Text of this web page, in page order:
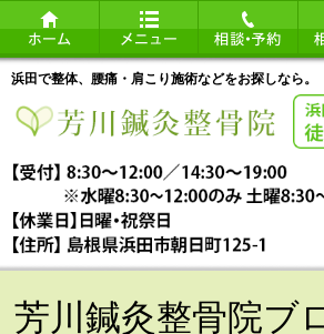
浜田で整体、腰痛・肩こり施術などをお探しなら。
芳川鍼灸整骨院ブ